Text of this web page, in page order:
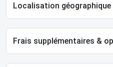
Localisation géographique
Frais supplémentaires &